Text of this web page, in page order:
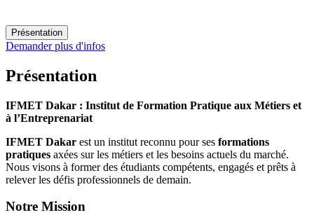
Présentation
Demander plus d'infos
Présentation
IFMET Dakar : Institut de Formation Pratique aux Métiers et
à l’Entreprenariat
IFMET Dakar est un institut reconnu pour ses formations
pratiques axées sur les métiers et les besoins actuels du marché.
Nous visons à former des étudiants compétents, engagés et prêts à
relever les défis professionnels de demain.
Notre Mission